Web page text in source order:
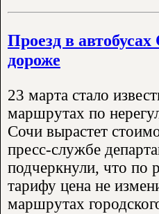
Проезд в
дороже
23 марта стало
маршрутах по
Сочи вырастет
пресс-службе
подчеркнули, что по
тарифу цена не
маршрутах